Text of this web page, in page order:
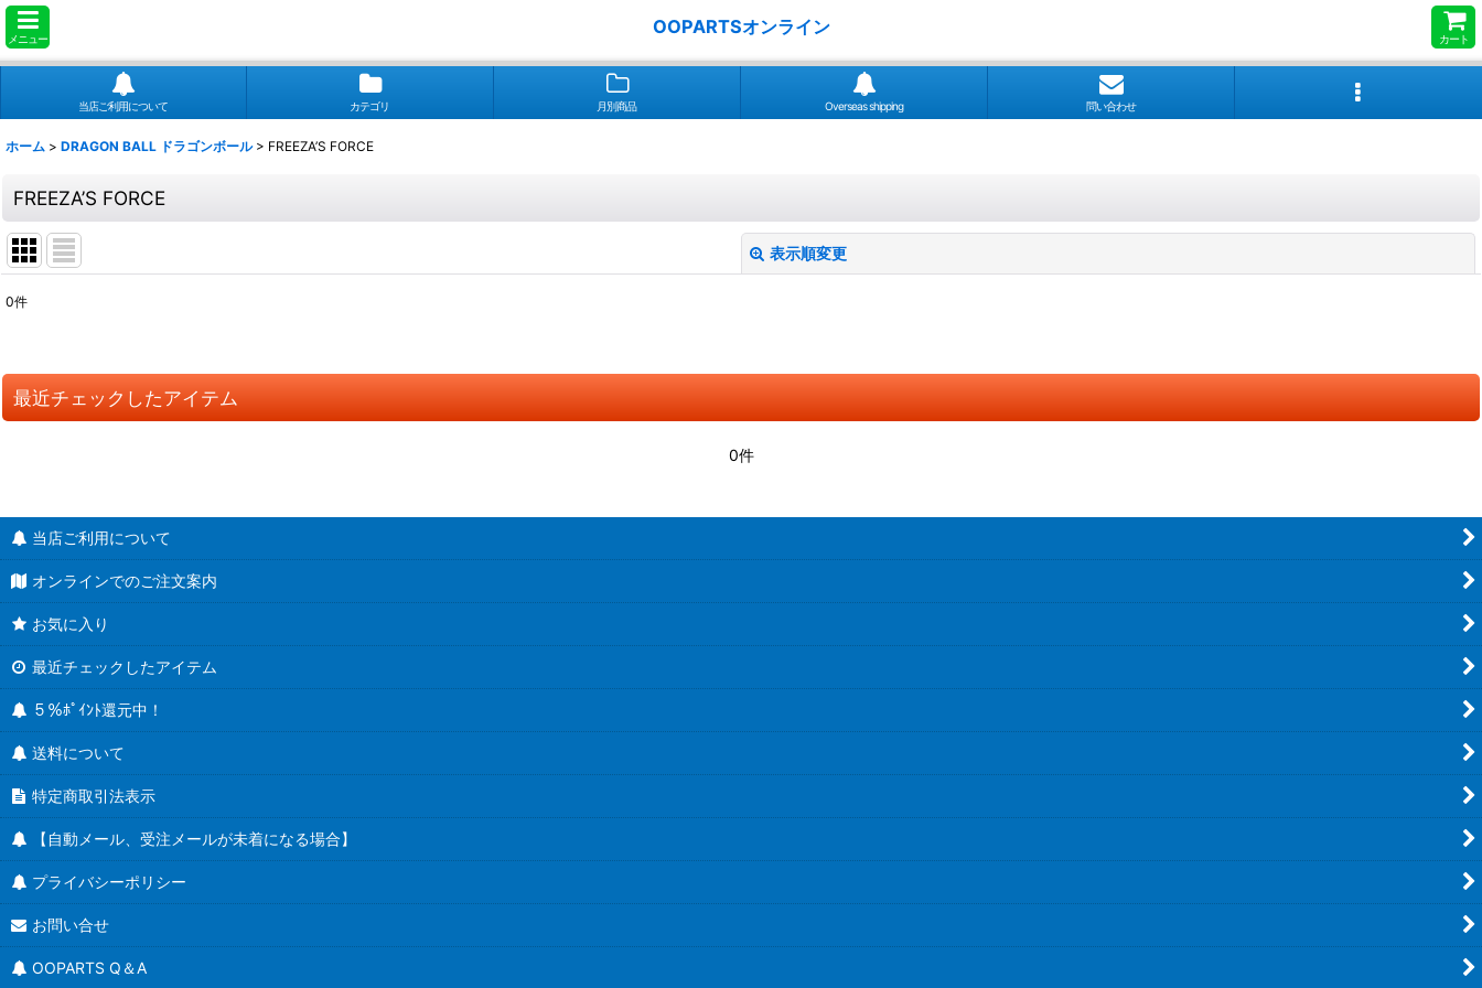
メニュー
OOPARTSオンライン
カート
当店ご利用について カテゴリ 月別商品 Overseas shipping 問い合わせ
ホーム > DRAGON BALL ドラゴンボール > FREEZA’S FORCE
FREEZA’S FORCE
表示順変更
並び順:
0件
最近チェックしたアイテム
0件
当店ご利用について
オンラインでのご注文案内
お気に入り
最近チェックしたアイテム
５％ﾎﾟｲﾝﾄ還元中！
送料について
特定商取引法表示
【自動メール、受注メールが未着になる場合】
プライバシーポリシー
お問い合せ
OOPARTS Q＆A